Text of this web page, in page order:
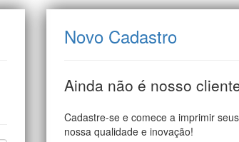
Novo Cadastro
Ainda não é nosso
Cadastre-se e comece a imprimir
nossa qualidade e inovação!